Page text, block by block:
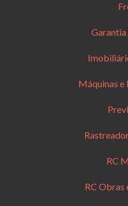
Máquinas e
RC
RC Obras